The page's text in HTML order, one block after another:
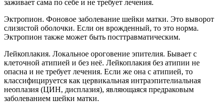
заживает сама по себе и не требует лечения.
Эктропион. Фоновое заболевание шейки матки. Это выворот
слизистой оболочки. Если он врожденный, то это норма.
Эктропион также может быть посттравматическим.
Лейкоплакия. Локальное ороговение эпителия. Бывает с
клеточной атипией и без неё. Лейкоплакия без атипии не
опасна и не требует лечения. Если же она с атипией, то
классифицируется как цервикальная интраэпителиальная
неоплазия (ЦИН, дисплазия), являющаяся предраковым
заболеванием шейки матки.